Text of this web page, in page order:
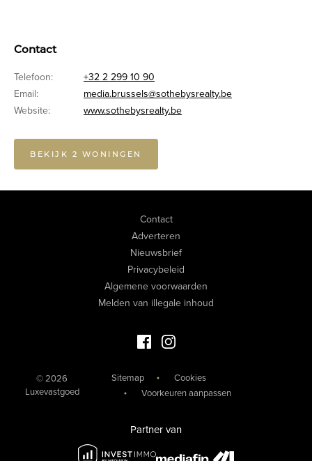
Contact
Telefoon:
+32 2 299 10 90
Email:
media.brussels@sothebysrealty.be
Website:
www.sothebysrealty.be
BEKIJK 2 WONINGEN
Contact
Adverteren
Nieuwsbrief
Privacybeleid
Algemene voorwaarden
Melden van illegale inhoud
Facebook Luxevastgoed
Instagram Luxevastgoed
© 2026
Luxevastgoed
Sitemap
Cookies
Voorkeuren aanpassen
Partner van